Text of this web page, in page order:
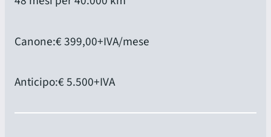
Canone:€ 399,00+IVA/mese
Anticipo:€ 5.500+IVA